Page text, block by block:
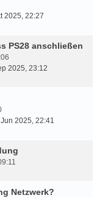
2025, 22:27
PS28 anschließen
2025, 23:12
Jun 2025, 22:41
Netzwerk?